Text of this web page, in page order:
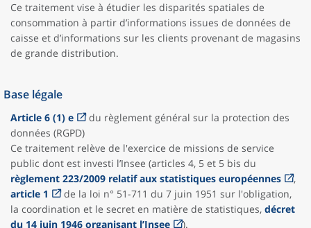
Ce traitement vise à étudier les disparités spatiales de
consommation à partir d’informations issues de données de
caisse et d’informations sur les clients provenant de magasins
de grande distribution.
Base légale
Article 6 (1) e
du règlement général sur la protection des
données (RGPD)
Ce traitement relève de l'exercice de missions de service
public dont est investi l’Insee (articles 4, 5 et 5 bis du
règlement 223/2009 relatif aux statistiques européennes
,
article 1
de la loi n° 51-711 du 7 juin 1951 sur l'obligation,
la coordination et le secret en matière de statistiques, décret
du 14 juin 1946 organisant l’Insee
).